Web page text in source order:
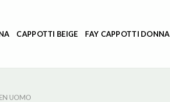
CAPPOTTI BEIGE FAY CAPPOTTI DONNA
UOMO